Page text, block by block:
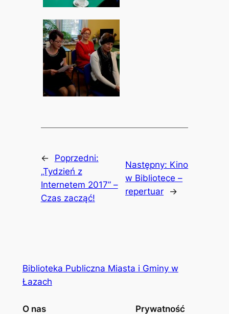
←
Poprzedni:
„Tydzień z
Internetem 2017” –
Czas zacząć!
Następny: Kino
w Bibliotece –
repertuar
→
Biblioteka Publiczna Miasta i Gminy w
Łazach
O nas Prywatność